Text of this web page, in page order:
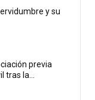
y su
previa
tras la...